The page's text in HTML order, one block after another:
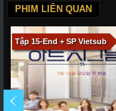
PHIM LIÊN QUAN
Tập 15-End + SP Vietsub